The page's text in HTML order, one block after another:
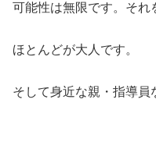
可能性は無限です。それ
ほとんどが大人です。
そして身近な親・指導員